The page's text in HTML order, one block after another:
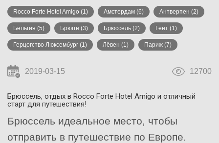
Rocco Forte Hotel Amigo (1) Амстердам (6) Антверпен (2)
Бельгия (5) Брюгге (3) Брюссель (2) Гент (1)
Герцогство Люксембург (1) Лёвен (1) Париж (7)
2019-03-15 12700
Брюссель, отдых в Rocco Forte Hotel Amigo и отличный
старт для путешествия!
Брюссель идеальное место, чтобы
отправить в путешествие по Европе.